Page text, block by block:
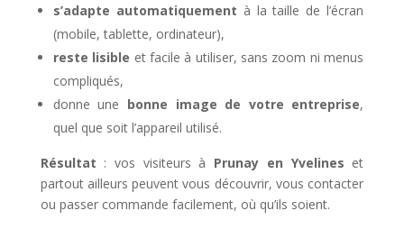
s’adapte automatiquement à la taille de l’écran
(mobile, tablette, ordinateur),
reste lisible et facile à utiliser, sans zoom ni menus
compliqués,
donne une bonne image de votre entreprise,
quel que soit l’appareil utilisé.
Résultat : vos visiteurs à Prunay en Yvelines et
partout ailleurs peuvent vous découvrir, vous contacter
ou passer commande facilement, où qu’ils soient.